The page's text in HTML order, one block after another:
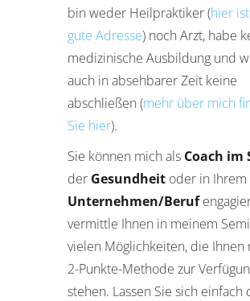
bin weder Heilpraktiker (hier
gute Adresse) noch Arzt, habe
medizinische Ausbildung und
auch in absehbarer Zeit keine
abschließen (mehr über mich
Sie hier).
Sie können mich als Coach im
der Gesundheit oder in Ihrem
Unternehmen/Beruf
vermittle Ihnen in meinem
vielen Möglichkeiten, die Ihnen
2-Punkte-Methode zur
stehen. Lassen Sie sich einfach